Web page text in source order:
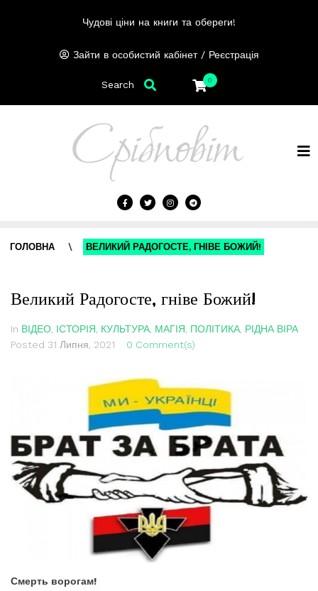
Чудові ціни на книги та обереги!
Зайти в особистий кабінет / Реєстрація
0
Search
ГОЛОВНА \ ВЕЛИКИЙ РАДОГОСТЕ, ГНІВЕ БОЖИЙ!
Великий Радогосте, гніве Божий!
In ВІДЕО ІСТОРІЯ КУЛЬТУРА МАГІЯ ПОЛІТИКА РІДНА ВІРА
Posted 31 Липня, 2021 0 Comment(s)
Смерть ворогам!